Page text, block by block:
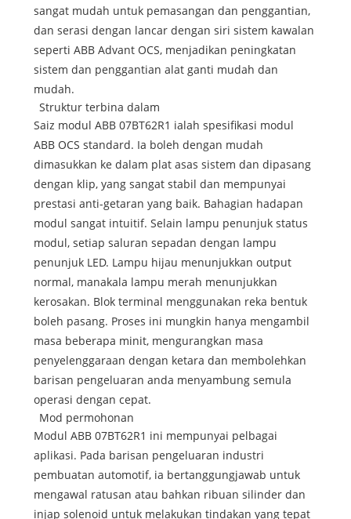
sangat mudah untuk pemasangan dan penggantian,
dan serasi dengan lancar dengan siri sistem kawalan
seperti ABB Advant OCS, menjadikan peningkatan
sistem dan penggantian alat ganti mudah dan
mudah.
Struktur terbina dalam
Saiz modul ABB 07BT62R1 ialah spesifikasi modul
ABB OCS standard. Ia boleh dengan mudah
dimasukkan ke dalam plat asas sistem dan dipasang
dengan klip, yang sangat stabil dan mempunyai
prestasi anti-getaran yang baik. Bahagian hadapan
modul sangat intuitif. Selain lampu penunjuk status
modul, setiap saluran sepadan dengan lampu
penunjuk LED. Lampu hijau menunjukkan output
normal, manakala lampu merah menunjukkan
kerosakan. Blok terminal menggunakan reka bentuk
boleh pasang. Proses ini mungkin hanya mengambil
masa beberapa minit, mengurangkan masa
penyelenggaraan dengan ketara dan membolehkan
barisan pengeluaran anda menyambung semula
operasi dengan cepat.
Mod permohonan
Modul ABB 07BT62R1 ini mempunyai pelbagai
aplikasi. Pada barisan pengeluaran industri
pembuatan automotif, ia bertanggungjawab untuk
mengawal ratusan atau bahkan ribuan silinder dan
injap solenoid untuk melakukan tindakan yang tepat